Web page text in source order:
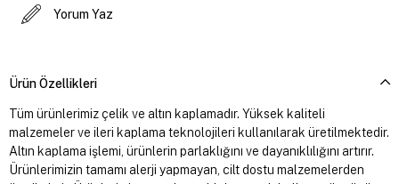
Yorum Yaz
Ürün Özellikleri
Tüm ürünlerimiz çelik ve altın kaplamadır. Yüksek kaliteli
malzemeler ve ileri kaplama teknolojileri kullanılarak üretilmektedir.
Altın kaplama işlemi, ürünlerin parlaklığını ve dayanıklılığını artırır.
Ürünlerimizin tamamı alerji yapmayan, cilt dostu malzemelerden